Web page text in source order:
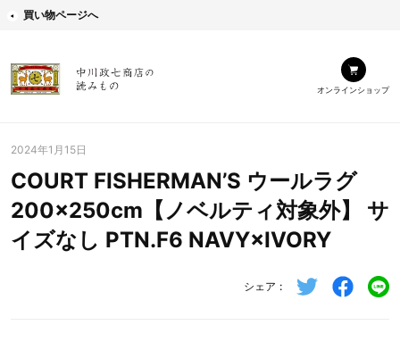
買い物ページへ
オンラインショップ
2024年1月15日
COURT FISHERMAN’S ウールラグ
200×250cm【ノベルティ対象外】 サ
イズなし PTN.F6 NAVY×IVORY
シェア